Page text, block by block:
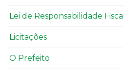
Lei de Responsabilidade Fiscal
Licitações
O Prefeito